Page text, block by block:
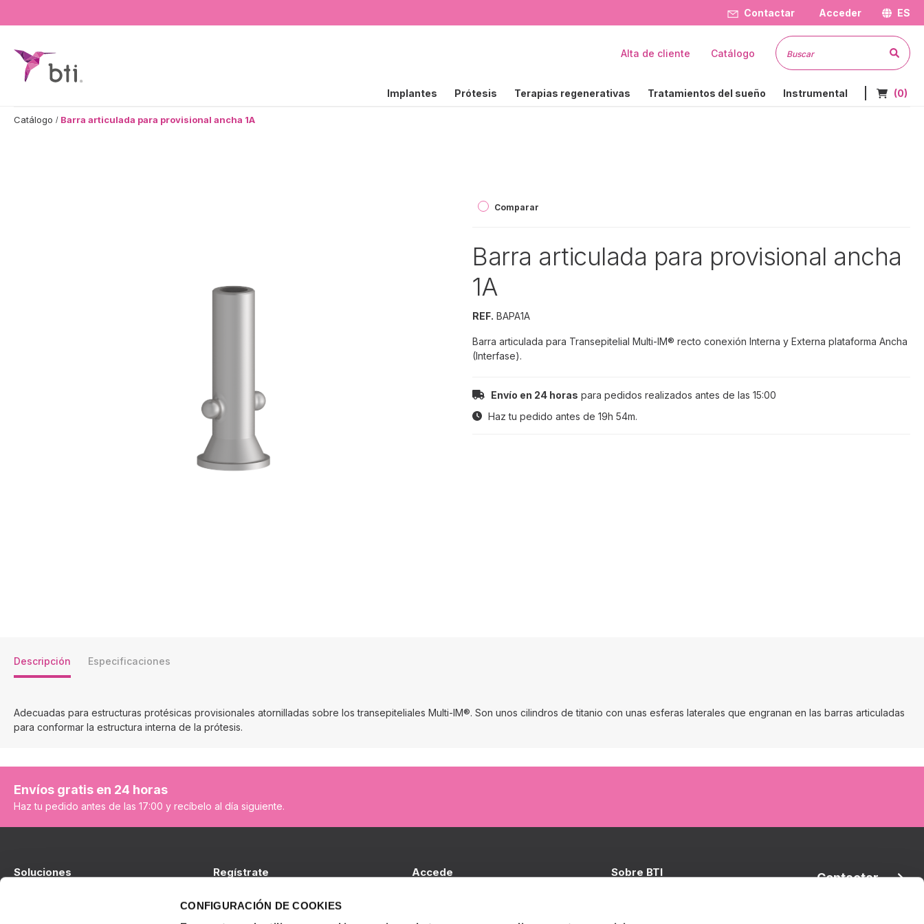
CONFIGURACIÓN DE COOKIES
Contactar Acceder ES
BTI - Human Tecnology
Implantes Prótesis Terapias regenerativas Tratamientos del sueño Instrumental Nº de
(0)
Alta de cliente Catálogo
Catálogo Barra articulada para provisional ancha 1A
Comparar
Barra articulada para provisional ancha
1A
REF. BAPA1A
Barra articulada para Transepitelial Multi-IM® recto conexión Interna y Externa plataforma Ancha
(Interfase).
Envío en 24 horas para pedidos realizados antes de las 15:00
Haz tu pedido antes de 19h 54m.
Descripción Especificaciones
Adecuadas para estructuras protésicas provisionales atornilladas sobre los transepiteliales Multi-IM®. Son unos cilindros de titanio con unas esferas laterales que engranan en las barras articuladas
para conformar la estructura interna de la prótesis.
Envíos gratis en 24 horas
Haz tu pedido antes de las 17:00 y recíbelo al día siguiente.
Soluciones Regístrate Accede Sobre BTI Contactar